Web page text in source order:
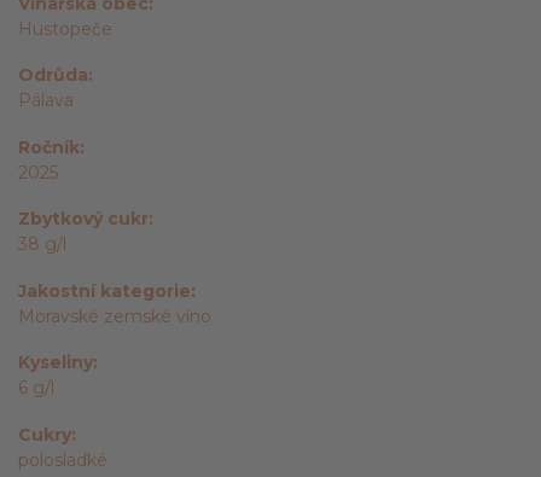
Hustopeče
Odrůda
Pálava
Ročník
2025
Zbytkový cukr
38 g/l
Jakostní kategorie
Moravské zemské víno
Kyseliny
6 g/l
Cukry
polosladké